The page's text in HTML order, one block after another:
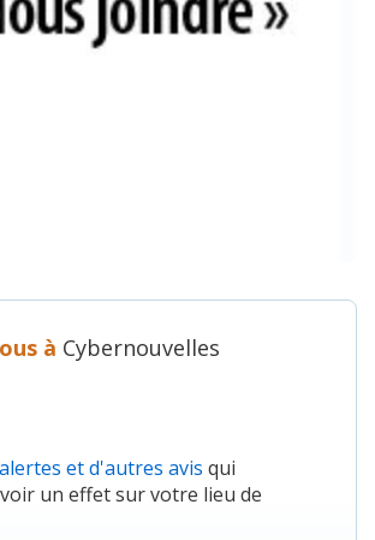
à Cybernouvelles
et d'autres avis qui
un effet sur votre lieu de